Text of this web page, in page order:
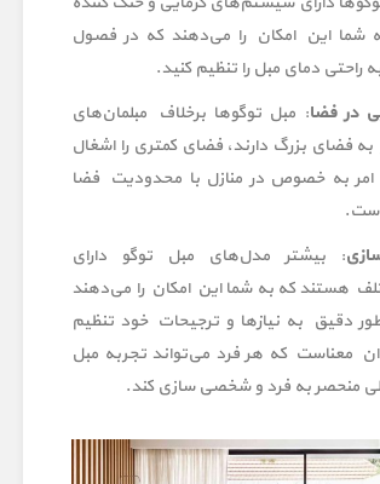
شما این امکان را می‌دهند که در فصول
دمای مبل را تنظیم کنید.
در فضا: مبل توگوها برخلاف مبلمان‌های
به فضای بزرگ دارند، فضای کمتری را اشغال
امر به خصوص در منازل با محدودیت فضا
: بیشتر مدل‌های مبل توگو دارای
هستند که به شما این امکان را می‌دهند
دقیق به نیازها و ترجیحات خود تنظیم
معناست که هر فرد می‌تواند تجربه مبل
منحصر به فرد و شخصی سازی کند.